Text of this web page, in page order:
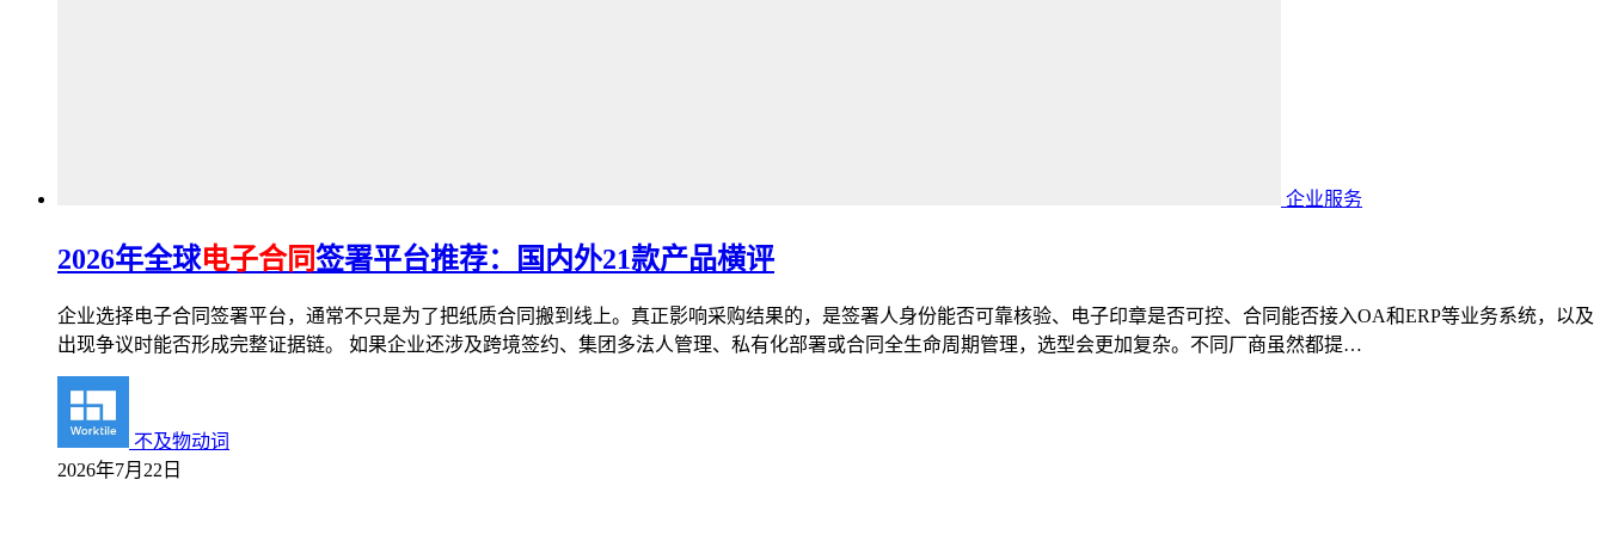
企业服务
2026年全球电子合同签署平台推荐：国内外21款产品横评
企业选择电子合同签署平台，通常不只是为了把纸质合同搬到线上。真正影响采购结果的，是签署人身份能否可靠核验、电子印章是否可控、合同能否接入OA和ERP等业务系统，以及
出现争议时能否形成完整证据链。 如果企业还涉及跨境签约、集团多法人管理、私有化部署或合同全生命周期管理，选型会更加复杂。不同厂商虽然都提…
不及物动词
2026年7月22日